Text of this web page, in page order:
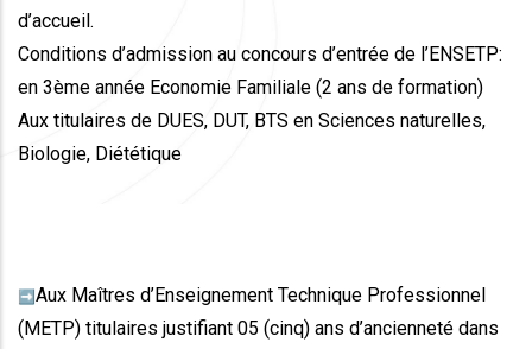
d’accueil.
Conditions d’admission au concours d’entrée de l’ENSETP:
en 3ème année Economie Familiale (2 ans de formation)
Aux titulaires de DUES, DUT, BTS en Sciences naturelles,
Biologie, Diététique
➡️ Aux Maîtres d’Enseignement Technique Professionnel
(METP) titulaires justifiant 05 (cinq) ans d’ancienneté dans